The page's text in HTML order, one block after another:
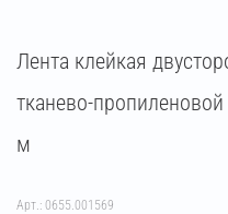
Лента клейкая
тканево-
м
Арт.: 0655.001569